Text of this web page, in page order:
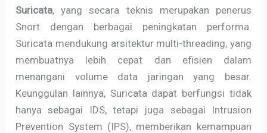
Suricata, yang secara teknis merupakan penerus
Snort dengan berbagai peningkatan performa.
Suricata mendukung arsitektur multi-threading, yang
membuatnya lebih cepat dan efisien dalam
menangani volume data jaringan yang besar.
Keunggulan lainnya, Suricata dapat berfungsi tidak
hanya sebagai IDS, tetapi juga sebagai Intrusion
Prevention System (IPS), memberikan kemampuan